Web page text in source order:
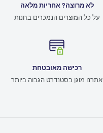
לא מרוצה? אחריות מלאה
על כל המוצרים הנמכרים בחנות
רכישה מאובטחת
אתרנו מוגן בסטנדרט הגבוה ביותר